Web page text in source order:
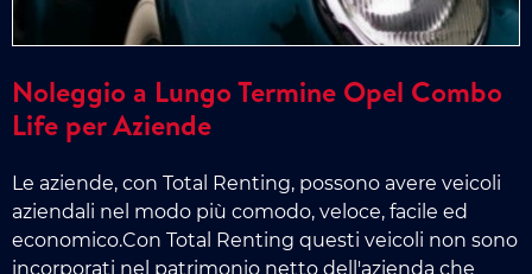
Noleggio a Lungo Termine Opel Combo
Life per Aziende
Le aziende, con Total Renting, possono avere veicoli
aziendali nel modo più comodo, veloce, facile ed
economico.Con Total Renting questi veicoli non sono
incorporati nel patrimonio netto dell'azienda che